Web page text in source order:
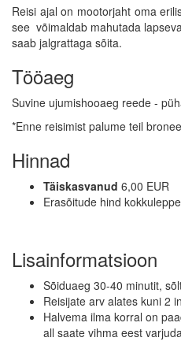
Reisi ajal on mootorjaht oma
see võimaldab mahutada
saab jalgrattaga sõita.
Tööaeg
Suvine ujumishooaeg reede -
*Enne reisimist palume teil
Hinnad
Täiskasvanud 6,00 EUR
Erasõitude hind
Lisainformatsioon
Sõiduaeg 30-40 minutit,
Reisijate arv alates kuni 2
Halvema ilma korral on
all saate vihma eest